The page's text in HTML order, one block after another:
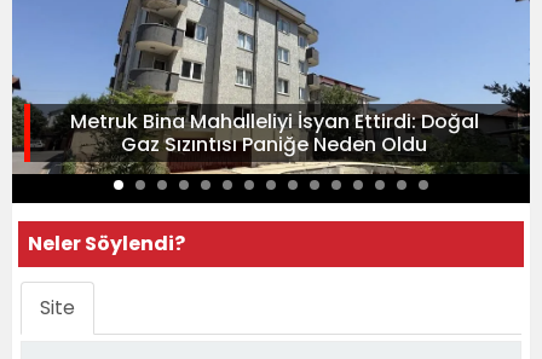
Metruk Bina Mahalleliyi İsyan Ettirdi: Doğal
Gaz Sızıntısı Paniğe Neden Oldu
Neler Söylendi?
Site